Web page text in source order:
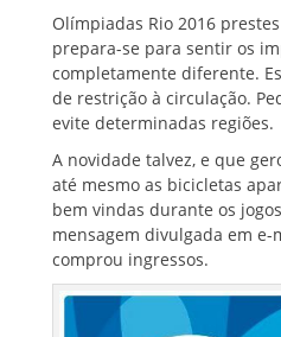
Olímpiadas Rio 2016
prepara-se para sentir os
completamente diferente.
de restrição à circulação.
evite determinadas regiões.
A novidade talvez, e que
até mesmo as bicicletas
bem vindas durante os
mensagem divulgada em
comprou ingressos.